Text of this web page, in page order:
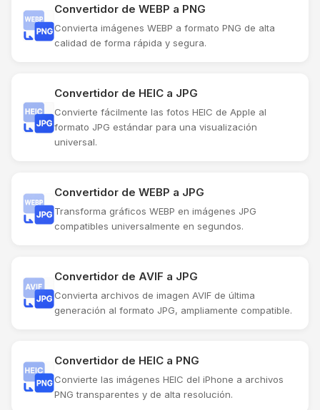
Convertidor de WEBP a PNG
Convierta imágenes WEBP a formato PNG de alta
calidad de forma rápida y segura.
Convertidor de HEIC a JPG
Convierte fácilmente las fotos HEIC de Apple al
formato JPG estándar para una visualización
universal.
Convertidor de WEBP a JPG
Transforma gráficos WEBP en imágenes JPG
compatibles universalmente en segundos.
Convertidor de AVIF a JPG
Convierta archivos de imagen AVIF de última
generación al formato JPG, ampliamente compatible.
Convertidor de HEIC a PNG
Convierte las imágenes HEIC del iPhone a archivos
PNG transparentes y de alta resolución.